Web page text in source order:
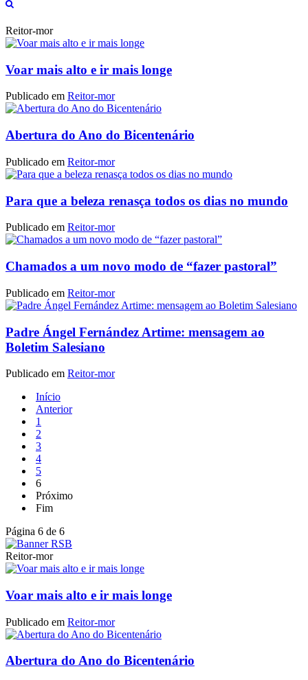
Reitor-mor
Voar mais alto e ir mais longe
Publicado em Reitor-mor
Abertura do Ano do Bicentenário
Publicado em Reitor-mor
Para que a beleza renasça todos os dias no mundo
Publicado em Reitor-mor
Chamados a um novo modo de “fazer pastoral”
Publicado em Reitor-mor
Padre Ángel Fernández Artime: mensagem ao
Boletim Salesiano
Publicado em Reitor-mor
Início
Anterior
1
2
3
4
5
6
Próximo
Fim
Página 6 de 6
Reitor-mor
Voar mais alto e ir mais longe
Publicado em Reitor-mor
Abertura do Ano do Bicentenário